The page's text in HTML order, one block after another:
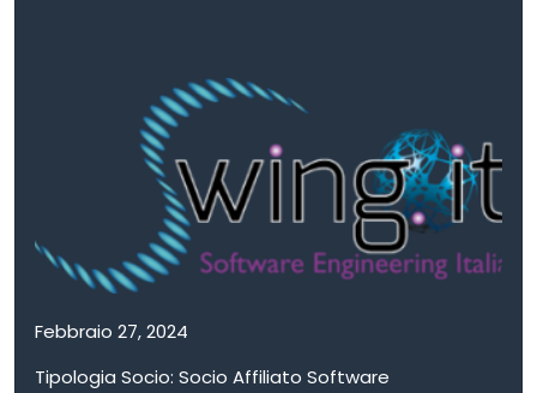
Febbraio 27, 2024
Tipologia Socio: Socio Affiliato Software